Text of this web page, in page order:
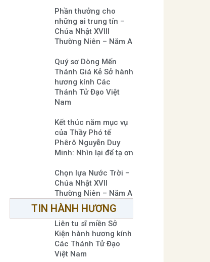
Phần thưởng cho
những ai trung tín –
Chúa Nhật XVIII
Thường Niên – Năm A
Quý sơ Dòng Mến
Thánh Giá Kẻ Sở hành
hương kính Các
Thánh Tử Đạo Việt
Nam
Kết thúc năm mục vụ
của Thầy Phó tế
Phêrô Nguyễn Duy
Minh: Nhìn lại để tạ ơn
Chọn lựa Nước Trời –
Chúa Nhật XVII
Thường Niên – Năm A
TIN HÀNH HƯƠNG
Liên tu sĩ miền Sở
Kiện hành hương kính
Các Thánh Tử Đạo
Việt Nam